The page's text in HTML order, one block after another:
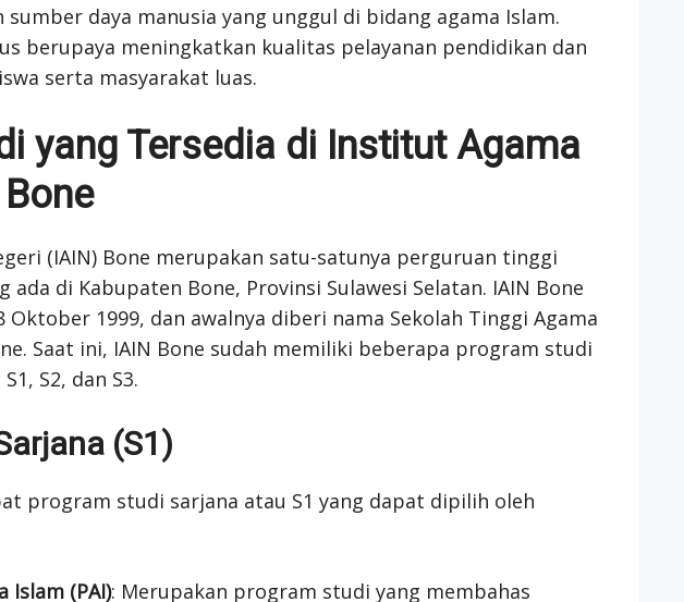
daya manusia yang unggul di bidang agama Islam.
berupaya meningkatkan kualitas pelayanan pendidikan dan
serta masyarakat luas.
yang Tersedia di Institut Agama
(IAIN) Bone merupakan satu-satunya perguruan tinggi
ada di Kabupaten Bone, Provinsi Sulawesi Selatan. IAIN Bone
1999, dan awalnya diberi nama Sekolah Tinggi Agama
Saat ini, IAIN Bone sudah memiliki beberapa program studi
S2, dan S3.
(S1)
program studi sarjana atau S1 yang dapat dipilih oleh
Islam (PAI): Merupakan program studi yang membahas